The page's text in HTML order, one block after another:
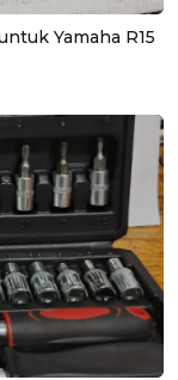
Yamaha R15